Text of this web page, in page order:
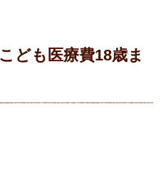
ども医療費18歳ま